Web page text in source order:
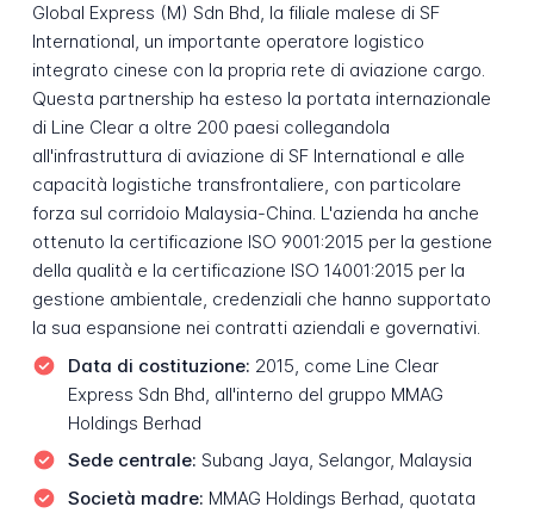
Global Express (M) Sdn Bhd, la filiale malese di SF
International, un importante operatore logistico
integrato cinese con la propria rete di aviazione cargo.
Questa partnership ha esteso la portata internazionale
di Line Clear a oltre 200 paesi collegandola
all'infrastruttura di aviazione di SF International e alle
capacità logistiche transfrontaliere, con particolare
forza sul corridoio Malaysia-China. L'azienda ha anche
ottenuto la certificazione ISO 9001:2015 per la gestione
della qualità e la certificazione ISO 14001:2015 per la
gestione ambientale, credenziali che hanno supportato
la sua espansione nei contratti aziendali e governativi.
Data di costituzione: 2015, come Line Clear
Express Sdn Bhd, all'interno del gruppo MMAG
Holdings Berhad
Sede centrale: Subang Jaya, Selangor, Malaysia
Società madre: MMAG Holdings Berhad, quotata